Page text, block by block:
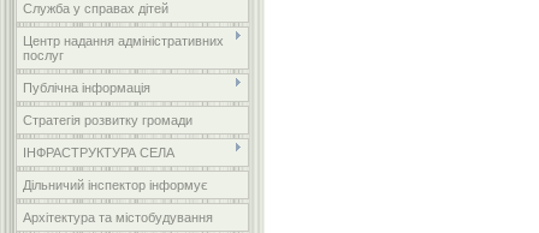
Служба у справах дітей
Центр надання адміністративних
послуг
Публічна інформація
Стратегія розвитку громади
ІНФРАСТРУКТУРА СЕЛА
Дільничий інспектор інформує
Архітектура та містобудування